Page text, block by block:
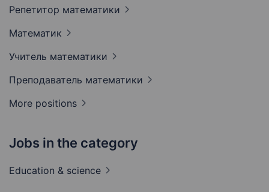
Репетитор математики
Математик
Учитель математики
Преподаватель математики
More positions
Jobs in the category
Education & science